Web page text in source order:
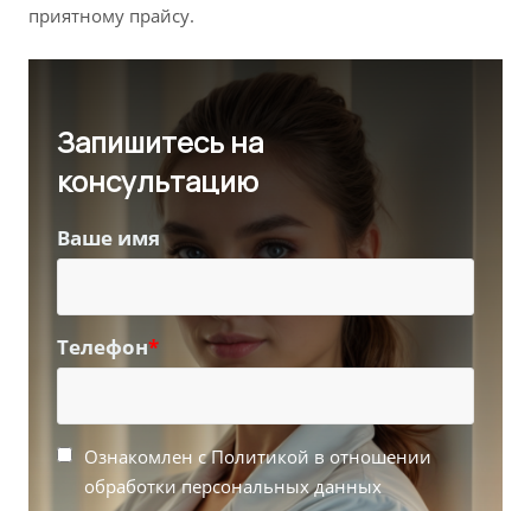
приятному прайсу.
Запишитесь на
консультацию
Ваше имя
Телефон*
Ознакомлен с Политикой в отношении
обработки персональных данных